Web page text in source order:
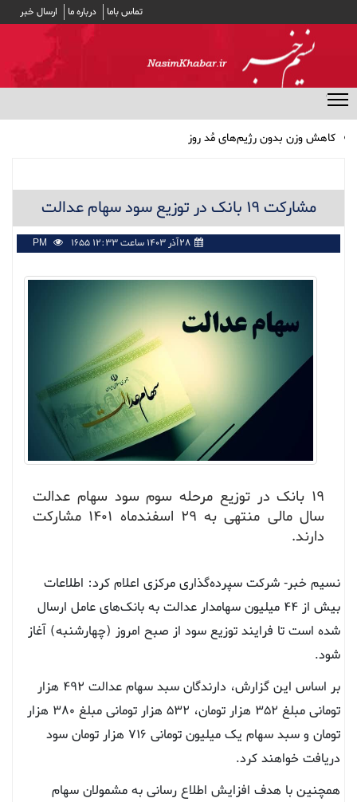
تماس باما درباره ما ارسال خبر
کاهش وزن بدون رژیم‌های مُد روز
مشارکت ۱۹ بانک در توزیع سود سهام عدالت
بهترین انتخاب‌ها برای تغذیه سالم در طولانی‌ترین شب سال
اثر داروی فشار خون در جلوگیری از صرع
مشارکت ۱۹ بانک در توزیع سود سهام عدالت
۲۸آذر ۱۴۰۳ ساعت ۱۲:۳۳ PM 1655
۱۹ بانک در توزیع مرحله سوم سود سهام عدالت
سال مالی منتهی به ۲۹ اسفندماه ۱۴۰۱ مشارکت
دارند.
نسیم خبر- شرکت سپرده‌گذاری مرکزی اعلام کرد: اطلاعات
بیش از ۴۴ میلیون سهامدار عدالت به بانک‌های عامل ارسال
شده است تا فرایند توزیع سود از صبح امروز (چهارشنبه) آغاز
شود.
بر اساس این گزارش، دارندگان سبد سهام عدالت ۴۹۲ هزار
تومانی مبلغ ۳۵۲ هزار تومان، ۵۳۲ هزار تومانی مبلغ ۳۸۰ هزار
تومان و سبد سهام یک میلیون تومانی ۷۱۶ هزار تومان سود
دریافت خواهند کرد.
همچنین با هدف افزایش اطلاع رسانی به مشمولان سهام